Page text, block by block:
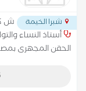
شبرا الخيمة
ش
أستاذ النساء
الحقن المجهرى
الحقن المجهرى